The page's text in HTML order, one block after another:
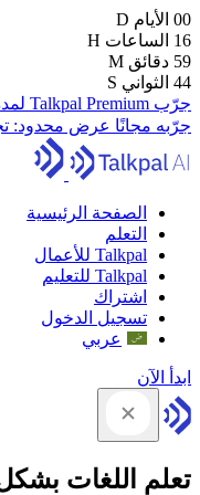
00 الأيام D
16 الساعات H
59 دقائق M
43 الثواني S
جرّب Talkpal Premium لمدة 14 يوماً مجاناً
جرّبه مجانًا عرض محدود:
الصفحة الرئيسية
التعلم
Talkpal للأعمال
Talkpal للتعليم
اشتراك
تسجيل الدخول
عربي
ابدأ الآن
تعلم اللغات